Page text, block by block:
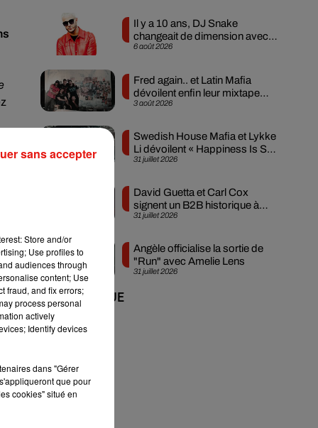
6 août 2026
Il y a 10 ans, DJ Snake
changeait de dimension avec
son premier...
3 août 2026
Fred again.. et Latin Mafia
dévoilent enfin leur mixtape
créée en...
31 juillet 2026
Swedish House Mafia et Lykke
Li dévoilent « Happiness Is So
Sad »
31 juillet 2026
David Guetta et Carl Cox
signent un B2B historique à
Ibiza
31 juillet 2026
Angèle officialise la sortie de
"Run" avec Amelie Lens
+ DE MUSIQUE
Store and/or
Use profiles to
audiences through
content; Use
fraud, and fix errors;
process personal
actively
Identify devices
dans "Gérer
que pour
cookies" situé en
sans accepter